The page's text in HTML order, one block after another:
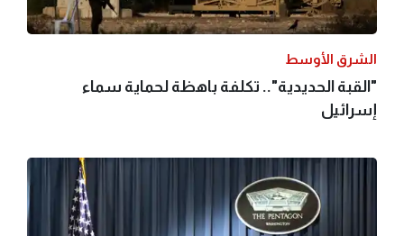
الشرق الأوسط
"القبة الحديدية".. تكلفة باهظة لحماية سماء
إسرائيل